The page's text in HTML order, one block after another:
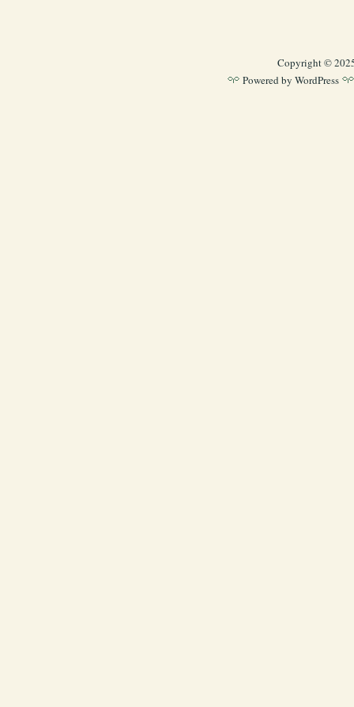
Copyright ©
Powered by WordPress